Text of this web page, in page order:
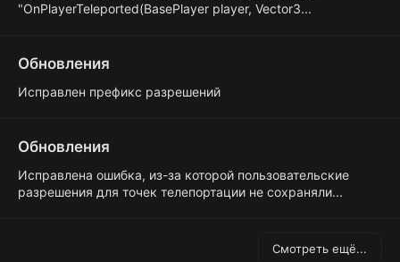
"OnPlayerTeleported(BasePlayer player, Vector3...
Обновления
Исправлен префикс разрешений
Обновления
Исправлена ошибка, из-за которой пользовательские
разрешения для точек телепортации не сохраняли...
Смотреть ещё...